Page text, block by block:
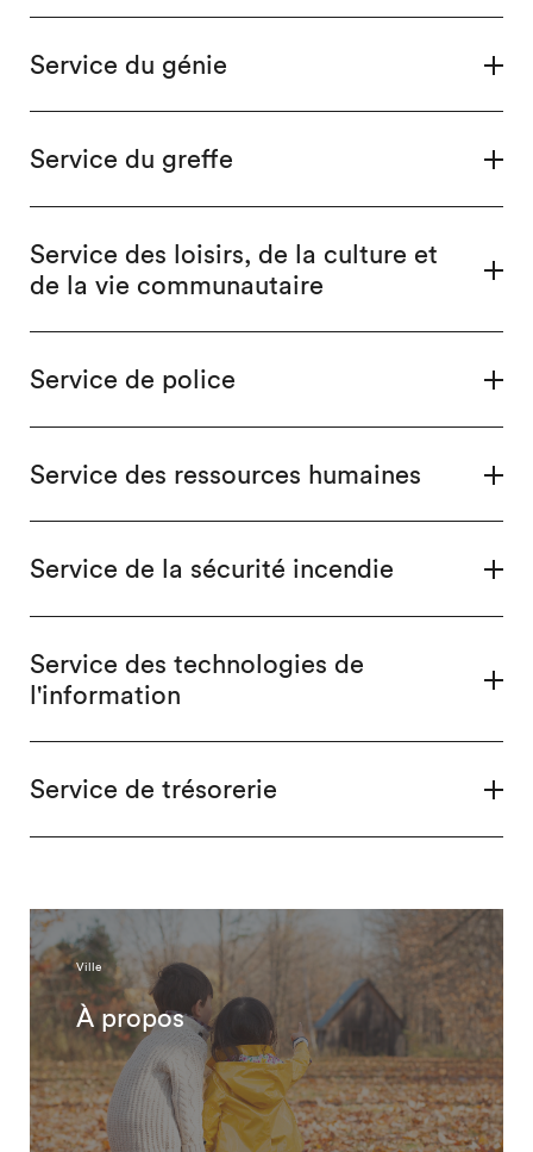
Service du génie
Service du greffe
Service des loisirs, de la culture et
de la vie communautaire
Service de police
Service des ressources humaines
Service de la sécurité incendie
Service des technologies de
l'information
Service de trésorerie
Ville
À propos